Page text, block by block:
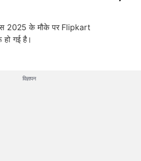
2025 के मौके पर Flipkart
गई है।
विज्ञापन